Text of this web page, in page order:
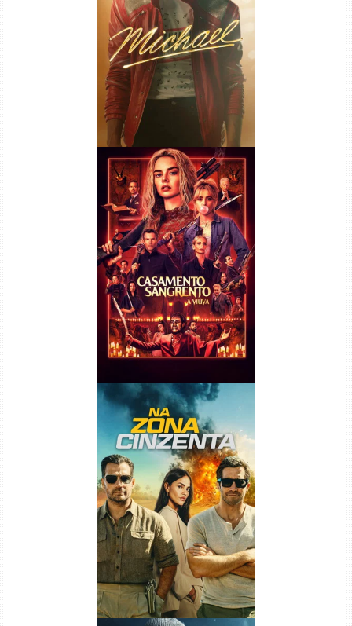
Michael Torrent (2026) WEB-
DL 1080p/4K Dual Áudio
Casamento Sangrento: A
Viúva Torrent (2026) WEB-DL
720p/1080p/4K Dual Áudio
Na Zona Cinzenta Torrent
(2026) WEB-DL 1080p/4K
Dual Áudio